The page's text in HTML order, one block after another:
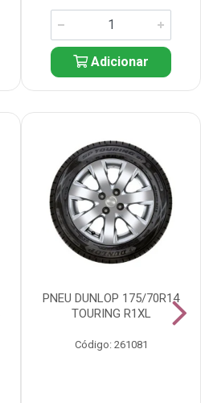
Adicionar
PNEU DUNLOP 175/70R14
TOURING R1XL
Código: 261081